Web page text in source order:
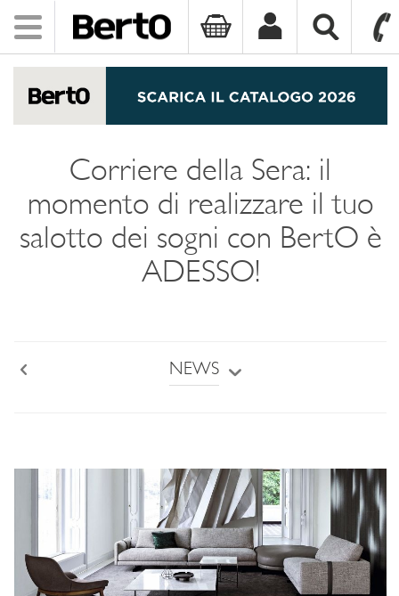
Toggle
navigation
Corriere della Sera: il
momento di realizzare il tuo
salotto dei sogni con BertO è
ADESSO!
NEWS